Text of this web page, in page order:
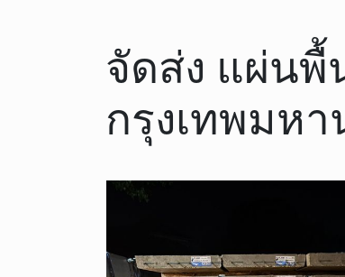
จัดส่ง แผ่นพื้
กรุงเทพมห